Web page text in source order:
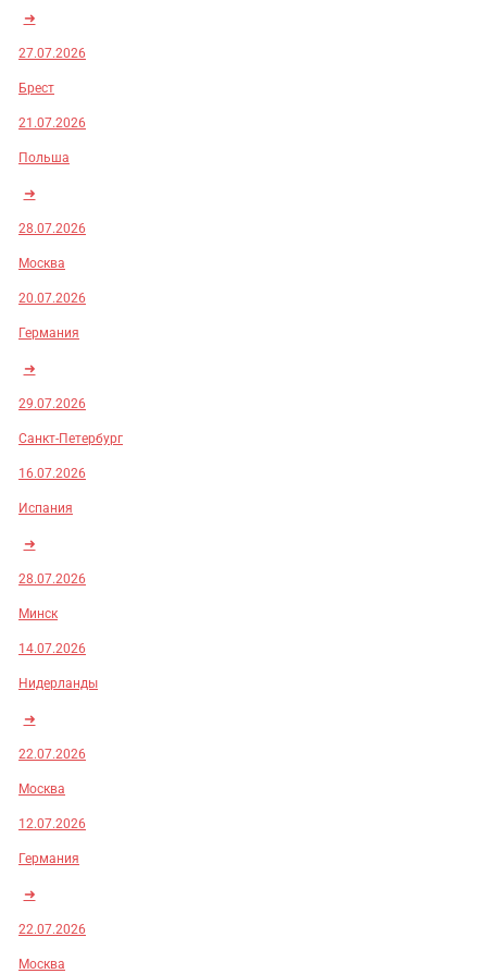
➜
27.07.2026
Брест
21.07.2026
Польша
➜
28.07.2026
Москва
20.07.2026
Германия
➜
29.07.2026
Санкт-Петербург
16.07.2026
Испания
➜
28.07.2026
Минск
14.07.2026
Нидерланды
➜
22.07.2026
Москва
12.07.2026
Германия
➜
22.07.2026
Москва